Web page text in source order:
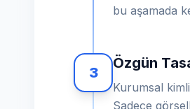
bu aşamada
3
Özgün
Kurumsal
Sadece